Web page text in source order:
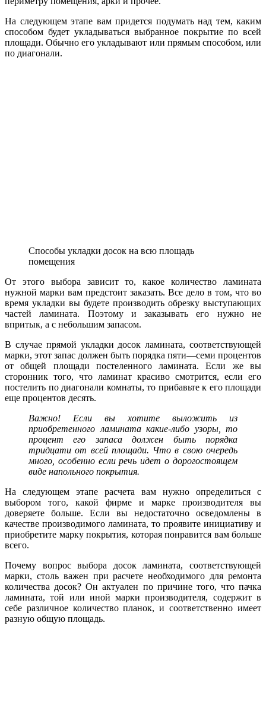
На следующем этапе вам придется подумать над тем, каким
способом будет укладываться выбранное покрытие по всей
площади. Обычно его укладывают или прямым способом, или
по диагонали.
Способы укладки досок на всю площадь
помещения
От этого выбора зависит то, какое количество ламината
нужной марки вам предстоит заказать. Все дело в том, что во
время укладки вы будете производить обрезку выступающих
частей ламината. Поэтому и заказывать его нужно не
впритык, а с небольшим запасом.
В случае прямой укладки досок ламината, соответствующей
марки, этот запас должен быть порядка пяти—семи процентов
от общей площади постеленного ламината. Если же вы
сторонник того, что ламинат красиво смотрится, если его
постелить по диагонали комнаты, то прибавьте к его площади
еще процентов десять.
Важно! Если вы хотите выложить из
приобретенного ламината какие-либо узоры, то
процент его запаса должен быть порядка
тридцати от всей площади. Что в свою очередь
много, особенно если речь идет о дорогостоящем
виде напольного покрытия.
На следующем этапе расчета вам нужно определиться с
выбором того, какой фирме и марке производителя вы
доверяете больше. Если вы недостаточно осведомлены в
качестве производимого ламината, то проявите инициативу и
приобретите марку покрытия, которая понравится вам больше
всего.
Почему вопрос выбора досок ламината, соответствующей
марки, столь важен при расчете необходимого для ремонта
количества досок? Он актуален по причине того, что пачка
ламината, той или иной марки производителя, содержит в
себе различное количество планок, и соответственно имеет
разную общую площадь.